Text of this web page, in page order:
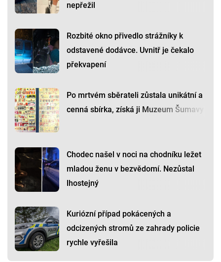
nepřežil
Rozbité okno přivedlo strážníky k
odstavené dodávce. Uvnitř je čekalo
překvapení
Po mrtvém sběrateli zůstala unikátní a
cenná sbírka, získá ji Muzeum Šumavy
Chodec našel v noci na chodníku ležet
mladou ženu v bezvědomí. Nezůstal
lhostejný
Kuriózní případ pokácených a
odcizených stromů ze zahrady policie
rychle vyřešila